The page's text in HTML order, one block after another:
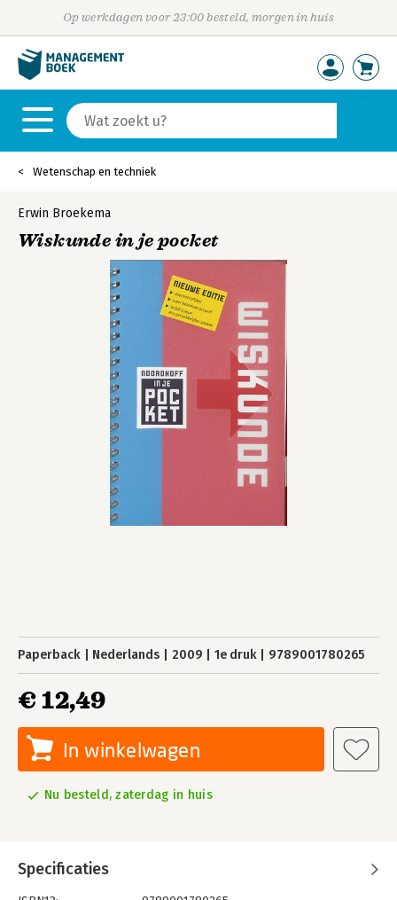
Op werkdagen voor 23:00 besteld, morgen in huis
Wetenschap en techniek
Erwin Broekema
Wiskunde in je pocket
Paperback Nederlands 2009 1e druk 9789001780265
€ 12,49
In winkelwagen
Nu besteld, zaterdag in huis
Specificaties